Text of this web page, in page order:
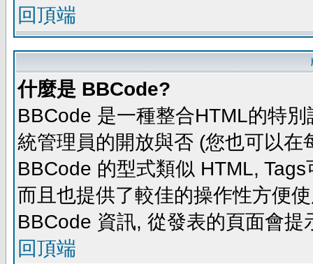
回頂端
什麼是 BBCode?
BBCode 是一種整合HTML的特
統管理員的開放與否 (您也可以
BBCode 的型式類似 HTML,
而且也提供了較佳的操作性方便
BBCode 資訊, 從發表的頁面會提
回頂端